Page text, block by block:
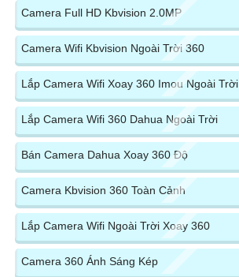
Camera Full HD Kbvision 2.0MP
Camera Wifi Kbvision Ngoài Trời 360
Lắp Camera Wifi Xoay 360 Imou Ngoài Trời
Lắp Camera Wifi 360 Dahua Ngoài Trời
Bán Camera Dahua Xoay 360 Độ
Camera Kbvision 360 Toàn Cảnh
Lắp Camera Wifi Ngoài Trời Xoay 360
Camera 360 Ánh Sáng Kép